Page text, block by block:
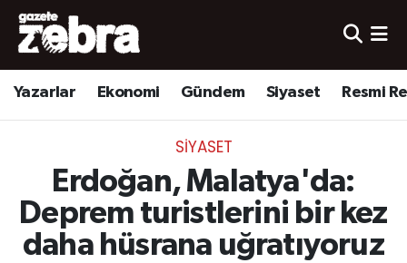
Yazarlar Ekonomi Gündem Siyaset Resmi
SIYASET
Erdoğan, Malatya'da:
Deprem turistlerini bir kez
daha hüsrana uğratıyoruz
Yazarlar
Ekonomi
Yerel
Spor
Nöbetçi Eczaneler
Hava Durumu
Süper Lig Puan Durumu ve Fikstür
Tüm Manşetler